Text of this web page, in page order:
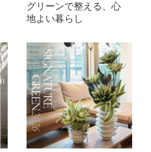
グリーンで整える、心
地よい暮らし